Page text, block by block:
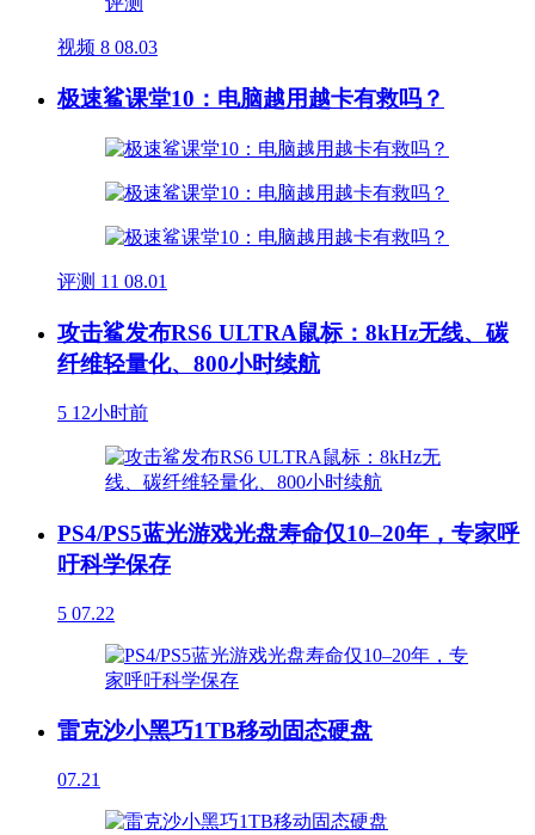
视频 8 08.03
极速鲨课堂10：电脑越用越卡有救吗？
评测 11 08.01
攻击鲨发布RS6 ULTRA鼠标：8kHz无线、碳
纤维轻量化、800小时续航
5 12小时前
PS4/PS5蓝光游戏光盘寿命仅10–20年，专家呼
吁科学保存
5 07.22
雷克沙小黑巧1TB移动固态硬盘
07.21